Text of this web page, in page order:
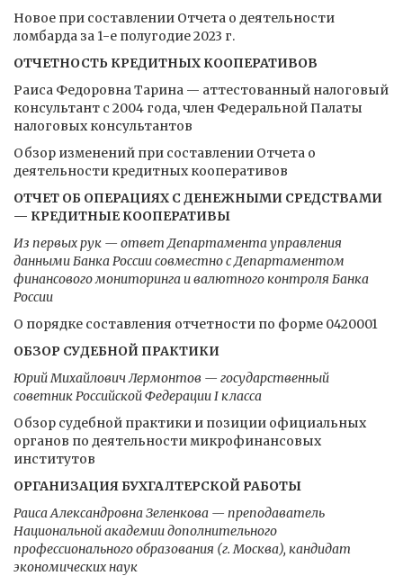
Новое при составлении Отчета о деятельности
ломбарда за 1-е полугодие 2023 г.
ОТЧЕТНОСТЬ КРЕДИТНЫХ КООПЕРАТИВОВ
Раиса Федоровна Тарина — аттестованный налоговый
консультант с 2004 года, член Федеральной Палаты
налоговых консультантов
Обзор изменений при составлении Отчета о
деятельности кредитных кооперативов
ОТЧЕТ ОБ ОПЕРАЦИЯХ С ДЕНЕЖНЫМИ СРЕДСТВАМИ
— КРЕДИТНЫЕ КООПЕРАТИВЫ
Из первых рук — ответ Департамента управления
данными Банка России совместно с Департаментом
финансового мониторинга и валютного контроля Банка
России
О порядке составления отчетности по форме 0420001
ОБЗОР СУДЕБНОЙ ПРАКТИКИ
Юрий Михайлович Лермонтов — государственный
советник Российской Федерации I класса
Обзор судебной практики и позиции официальных
органов по деятельности микрофинансовых
институтов
ОРГАНИЗАЦИЯ БУХГАЛТЕРСКОЙ РАБОТЫ
Раиса Александровна Зеленкова — преподаватель
Национальной академии дополнительного
профессионального образования (г. Москва), кандидат
экономических наук